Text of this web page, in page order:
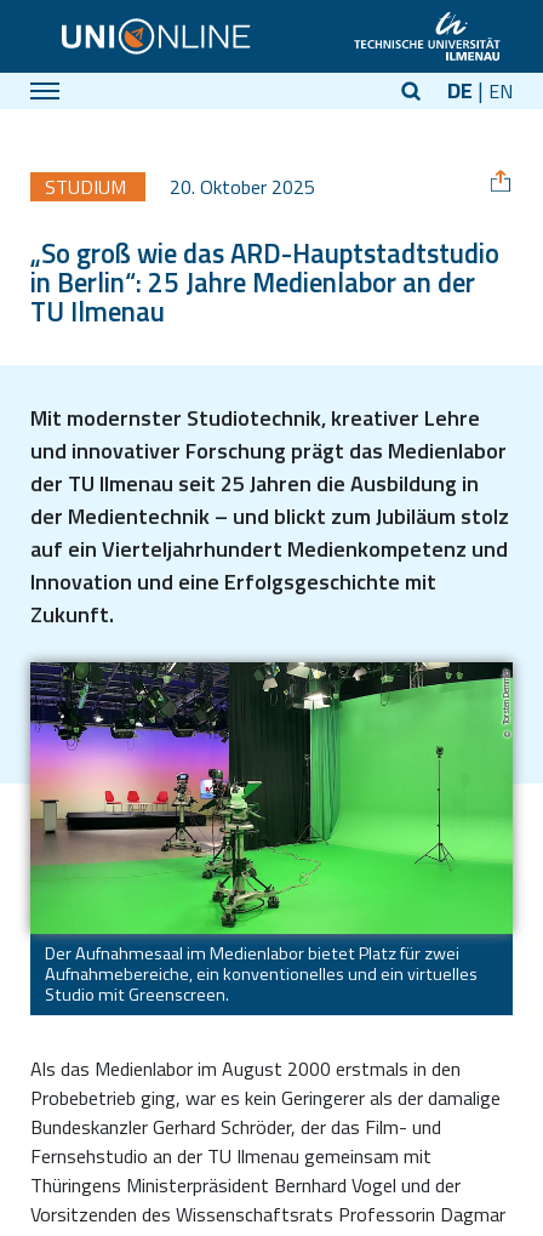
DE EN
STUDIUM 20. Oktober 2025
„So groß wie das ARD-Hauptstadtstudio
in Berlin“: 25 Jahre Medienlabor an der
TU Ilmenau
Mit modernster Studiotechnik, kreativer Lehre
und innovativer Forschung prägt das Medienlabor
der TU Ilmenau seit 25 Jahren die Ausbildung in
der Medientechnik – und blickt zum Jubiläum stolz
auf ein Vierteljahrhundert Medienkompetenz und
Innovation und eine Erfolgsgeschichte mit
Zukunft.
Torsten Demmler
Der Aufnahmesaal im Medienlabor bietet Platz für zwei
Aufnahmebereiche, ein konventionelles und ein virtuelles
Studio mit Greenscreen.
Als das Medienlabor im August 2000 erstmals in den
Probebetrieb ging, war es kein Geringerer als der damalige
Bundeskanzler Gerhard Schröder, der das Film- und
Fernsehstudio an der TU Ilmenau gemeinsam mit
Thüringens Ministerpräsident Bernhard Vogel und der
Vorsitzenden des Wissenschaftsrats Professorin Dagmar